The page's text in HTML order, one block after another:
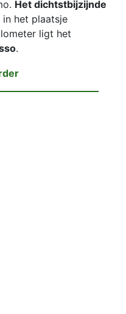
Het dichtstbijzijnde
in het plaatsje
ligt het
.